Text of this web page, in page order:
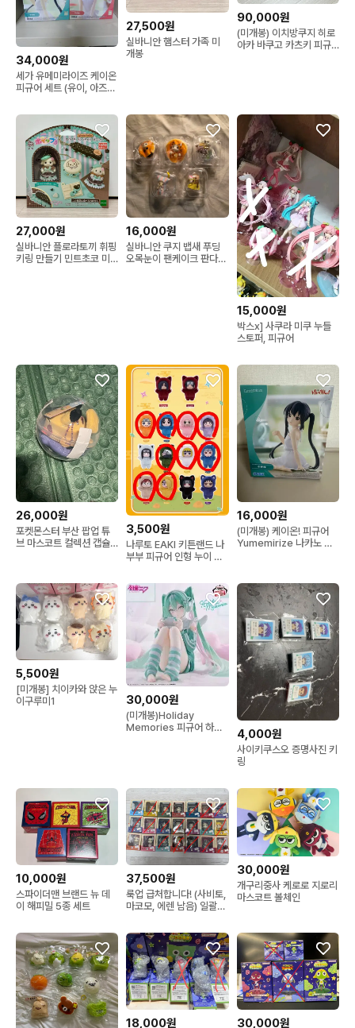
34,000원
세가 유메미라이즈 케이온
피규어 세트 (유이, 아즈
27,500원
실바니안 햄스터 가족 미
개봉
90,000원
(미개봉) 이치방쿠지 히로
아카 바쿠고 카츠키 피규
27,000원
실바니안 플로라토끼 휘핑
키링 만들기 민트초코 미
16,000원
실바니안 쿠지 뱁새 푸딩
오목눈이 팬케이크 판다
15,000원
박스x] 사쿠라 미쿠 누들
스토퍼, 피규어
26,000원
포켓몬스터 부산 팝업 튜
브 마스코트 컬렉션 캡슐
3,500원
나루토 EAKI 키튼랜드 나
부부 피규어 인형 누이 키
라 가아라 사스케 히나타
토비라마 미나토 사쿠라
16,000원
(미개봉) 케이온! 피규어
Yumemirize 나카노 아
5,500원
[미개봉] 치이카와 앉은 누
이구루미1
30,000원
(미개봉)Holiday
Memories 피규어 하츠
4,000원
사이키쿠스오 증명사진 키
링
10,000원
스파이더맨 브랜드 뉴 데
이 해피밀 5종 세트
37,500원
룩업 급처합니다! (사비토,
마코모, 에렌 남음) 일괄시
30,000원
개구리중사 케로로 지로리
마스코트 볼체인
18,000원 30,000원